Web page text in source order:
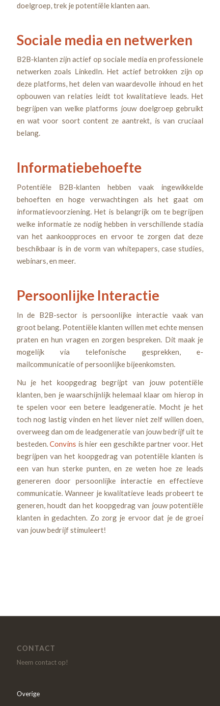
doelgroep, trek je potentiële klanten aan.
Sociale media en netwerken
B2B-klanten zijn actief op sociale media en professionele
netwerken zoals LinkedIn. Het actief betrokken zijn op
deze platforms, het delen van waardevolle inhoud en het
opbouwen van relaties leidt tot kwalitatieve leads. Het
begrijpen van welke platforms jouw doelgroep gebruikt
en wat voor soort content ze aantrekt, is van cruciaal
belang.
Informatiebehoefte
Potentiële B2B-klanten hebben vaak ingewikkelde
behoeften en hoge verwachtingen als het gaat om
informatievoorziening. Het is belangrijk om te begrijpen
welke informatie ze nodig hebben in verschillende stadia
van het aankoopproces en ervoor te zorgen dat deze
beschikbaar is in de vorm van whitepapers, case studies,
webinars, en meer.
Persoonlijke Interactie
In de B2B-sector is persoonlijke interactie vaak van
groot belang. Potentiële klanten willen met echte mensen
praten en hun vragen en zorgen bespreken. Dit maak je
mogelijk via telefonische gesprekken, e-
mailcommunicatie of persoonlijke bijeenkomsten.
Nu je het koopgedrag begrijpt van jouw potentiële
klanten, ben je waarschijnlijk helemaal klaar om hierop in
te spelen voor een betere leadgeneratie. Mocht je het
toch nog lastig vinden en het liever niet zelf willen doen,
overweeg dan om de leadgeneratie van jouw bedrijf uit te
besteden.Convins is hier een geschikte partner voor. Het
begrijpen van het koopgedrag van potentiële klanten is
een van hun sterke punten, en ze weten hoe ze leads
genereren door persoonlijke interactie en effectieve
communicatie. Wanneer je kwalitatieve leads probeert te
generen, houdt dan het koopgedrag van jouw potentiële
klanten in gedachten. Zo zorg je ervoor dat je de groei
van jouw bedrijf stimuleert!
CONTACT
Neem contact op!
Overige